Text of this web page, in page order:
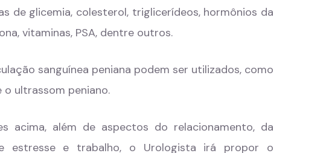
de glicemia, colesterol, triglicerídeos, hormônios da
vitaminas, PSA, dentre outros.
sanguínea peniana podem ser utilizados, como
ultrassom peniano.
acima, além de aspectos do relacionamento, da
estresse e trabalho, o Urologista irá propor o